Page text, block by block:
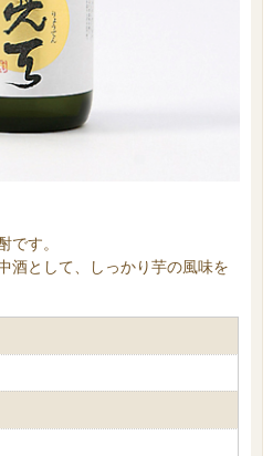
です。
酒として、しっかり芋の風味を